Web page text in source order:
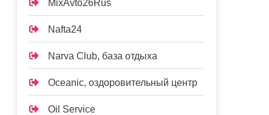
MixAvto26Rus
Nafta24
Narva Club, база отдыха
Oceanic, оздоровительный центр
Oil Service